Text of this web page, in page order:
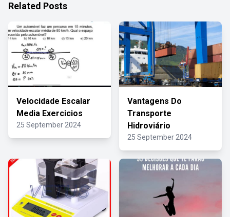
Related Posts
Velocidade Escalar
Media Exercicios
25 September 2024
Vantagens Do
Transporte
Hidroviário
25 September 2024